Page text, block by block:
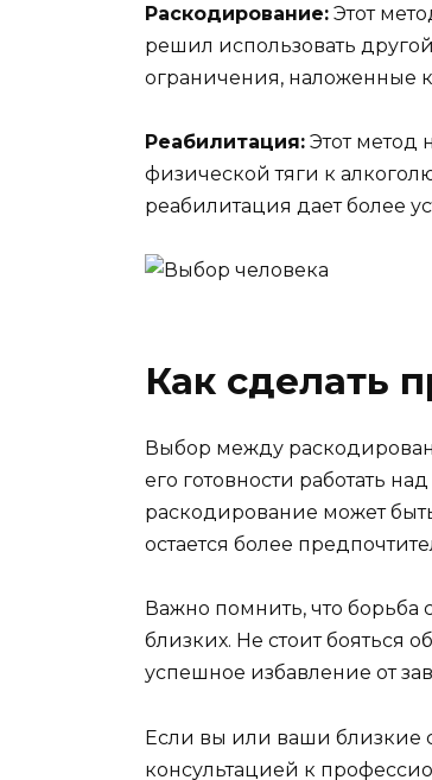
Раскодирование: Этот
решил использовать
ограничения, наложенные
Реабилитация: Этот метод
физической тяги к
реабилитация дает более
Как сделать
Выбор между
его готовности работать
раскодирование может
остается более
Важно помнить, что
близких. Не стоит бояться
успешное избавление от
Если вы или ваши близкие
консультацией к